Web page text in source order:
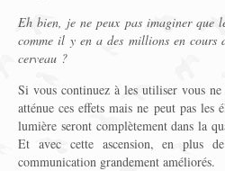
Eh bien, je ne peux pas imaginer que
comme il y en a des millions en cours
cerveau ?
Si vous continuez à les utiliser vous
atténue ces effets mais ne peut pas
lumière seront complètement dans la
Et avec cette ascension, en plus
communication grandement améliorés.